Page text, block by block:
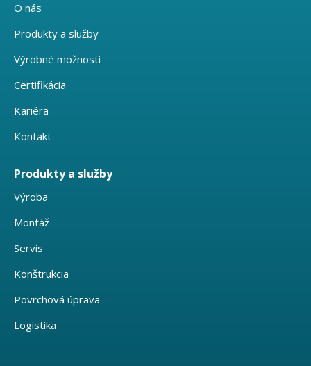
O nás
Produkty a služby
Výrobné možnosti
Certifikácia
Kariéra
Kontakt
Produkty a služby
Výroba
Montáž
Servis
Konštrukcia
Povrchová úprava
Logistika